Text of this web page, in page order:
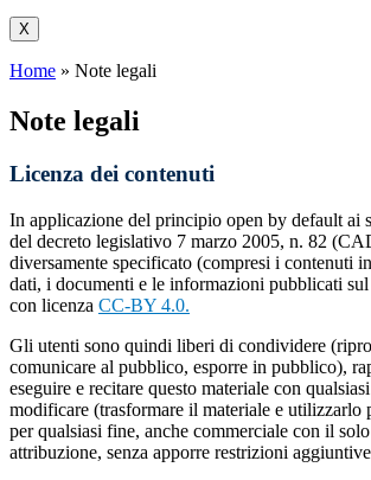
X
Home » Note legali
Note legali
Licenza dei contenuti
In applicazione del principio open by default ai
del decreto legislativo 7 marzo 2005, n. 82
diversamente specificato (compresi i contenuti
dati, i documenti e le informazioni pubblicati
con licenza CC-BY 4.0.
Gli utenti sono quindi liberi di condividere
comunicare al pubblico, esporre in pubblico),
eseguire e recitare questo materiale con
modificare (trasformare il materiale e utilizzarlo
per qualsiasi fine, anche commerciale con il
attribuzione, senza apporre restrizioni